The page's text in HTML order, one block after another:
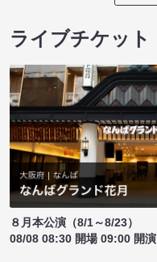
ライブチケット
８月本公演（8/1～8/23）
08/08 08:30 開場 09:00 開演